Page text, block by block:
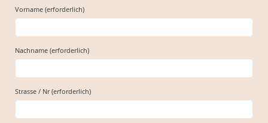
Vorname (erforderlich)
Nachname (erforderlich)
Strasse / Nr (erforderlich)